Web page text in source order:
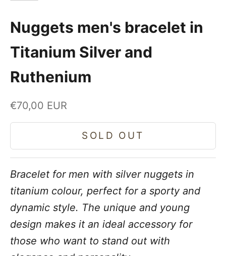
Nuggets men's bracelet in
Titanium Silver and
Ruthenium
Sale price
€70,00 EUR
SOLD OUT
Bracelet for men with silver nuggets in
titanium colour, perfect for a sporty and
dynamic style. The unique and young
design makes it an ideal accessory for
those who want to stand out with